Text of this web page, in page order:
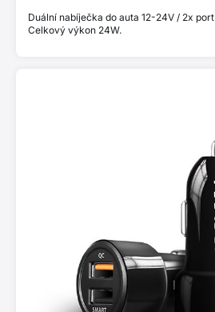
Duální nabíječka do auta 12-24V / 2x
Celkový výkon 24W.